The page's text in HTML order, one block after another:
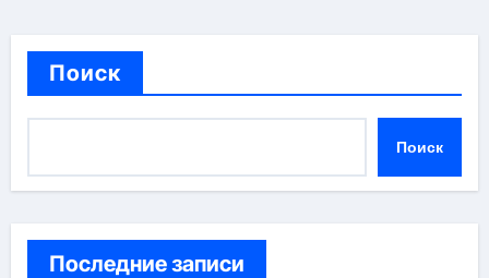
Поиск
Поиск
Последние записи